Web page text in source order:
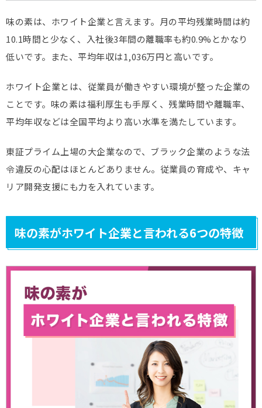
味の素は、ホワイト企業と言えます。月の平均残業時間は約
10.1時間と少なく、入社後3年間の離職率も約0.9%とかなり
低いです。また、平均年収は1,036万円と高いです。
ホワイト企業とは、従業員が働きやすい環境が整った企業の
ことです。味の素は福利厚生も手厚く、残業時間や離職率、
平均年収などは全国平均より高い水準を満たしています。
東証プライム上場の大企業なので、ブラック企業のような法
令違反の心配はほとんどありません。従業員の育成や、キャ
リア開発支援にも力を入れています。
味の素がホワイト企業と言われる6つの特徴